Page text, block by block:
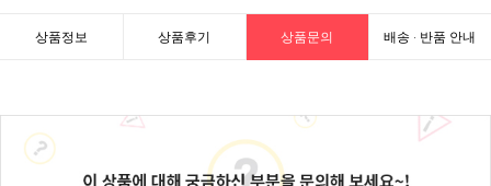
상품정보 상품후기 상품문의 배송 · 반품 안내